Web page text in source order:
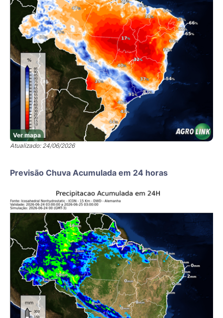
Ver mapa
Atualizado: 24/06/2026
Previsão Chuva Acumulada em 24 horas